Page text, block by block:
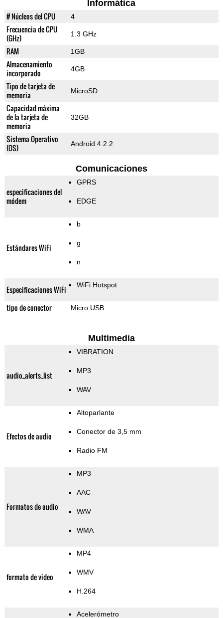
Informática
# Núcleos del CPU 4
Frecuencia de CPU
(GHz)
1.3 GHz
RAM 1GB
Almacenamiento
incorporado
4GB
Tipo de tarjeta de
memoria
MicroSD
Capacidad máxima
de la tarjeta de
memoria
32GB
Sistema Operativo
(OS)
Android 4.2.2
Comunicaciones
especificaciones del
módem
GPRS
EDGE
Estándares WiFi
b
g
n
Especificaciones WiFi WiFi Hotspot
tipo de conector Micro USB
Multimedia
audio_alerts_list
VIBRATION
MP3
WAV
Efectos de audio
Altoparlante
Conector de 3,5 mm
Radio FM
Formatos de audio
MP3
AAC
WAV
WMA
formato de video
MP4
WMV
H.264
Acelerómetro